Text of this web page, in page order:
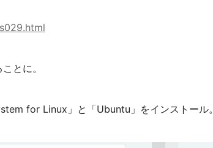
とに。
for Linux」と「Ubuntu」をインストール。